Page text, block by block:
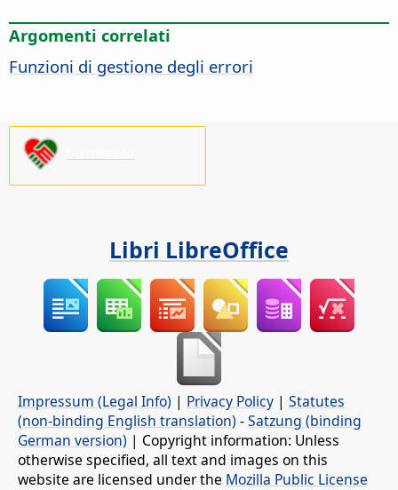
Argomenti correlati
Funzioni di gestione degli errori
Libri LibreOffice
Impressum (Legal Info) | Privacy Policy | Statutes
(non-binding English translation) -Satzung (binding
German version) | Copyright information: Unless
otherwise specified, all text and images on this
website are licensed under the Mozilla Public License